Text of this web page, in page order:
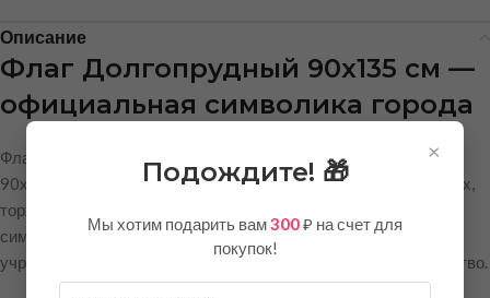
Описание
Флаг Долгопрудный 90х135 см —
официальная символика города
Флаг города Долгопрудный выполнен в стандартном размере
90х135 см и предназначен для использования в официальных,
торжественных и праздничных мероприятиях. Это достойный
символ подмосковного города, который украсит любое
учреждение, офис, актовый зал или общественное пространство.
×
Подождите! 🎁
Мы хотим подарить вам300₽ на счет для
покупок!